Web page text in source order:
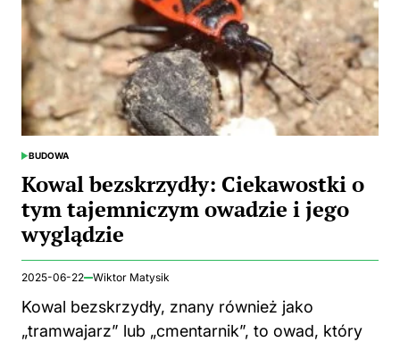
POSTED
BUDOWA
Kowal bezskrzydły: Ciekawostki o
tym tajemniczym owadzie i jego
wyglądzie
2025-06-22 Wiktor Matysik
Kowal bezskrzydły, znany również jako
„tramwajarz” lub „cmentarnik”, to owad, który